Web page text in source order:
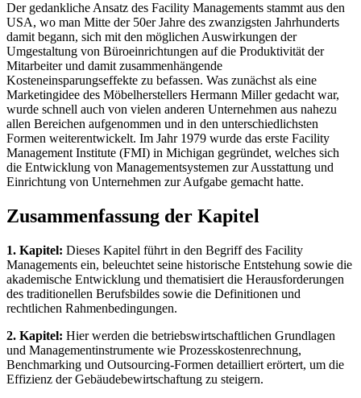
Der gedankliche Ansatz des Facility Managements stammt aus den
USA, wo man Mitte der 50er Jahre des zwanzigsten Jahrhunderts
damit begann, sich mit den möglichen Auswirkungen der
Umgestaltung von Büroeinrichtungen auf die Produktivität der
Mitarbeiter und damit zusammenhängende
Kosteneinsparungseffekte zu befassen. Was zunächst als eine
Marketingidee des Möbelherstellers Hermann Miller gedacht war,
wurde schnell auch von vielen anderen Unternehmen aus nahezu
allen Bereichen aufgenommen und in den unterschiedlichsten
Formen weiterentwickelt. Im Jahr 1979 wurde das erste Facility
Management Institute (FMI) in Michigan gegründet, welches sich
die Entwicklung von Managementsystemen zur Ausstattung und
Einrichtung von Unternehmen zur Aufgabe gemacht hatte.
Zusammenfassung der Kapitel
1. Kapitel: Dieses Kapitel führt in den Begriff des Facility
Managements ein, beleuchtet seine historische Entstehung sowie die
akademische Entwicklung und thematisiert die Herausforderungen
des traditionellen Berufsbildes sowie die Definitionen und
rechtlichen Rahmenbedingungen.
2. Kapitel: Hier werden die betriebswirtschaftlichen Grundlagen
und Managementinstrumente wie Prozesskostenrechnung,
Benchmarking und Outsourcing-Formen detailliert erörtert, um die
Effizienz der Gebäudebewirtschaftung zu steigern.